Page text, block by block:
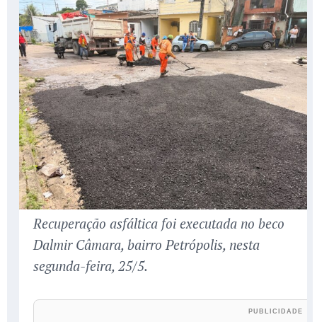
Recuperação asfáltica foi executada no beco
Dalmir Câmara, bairro Petrópolis, nesta
segunda-feira, 25/5.